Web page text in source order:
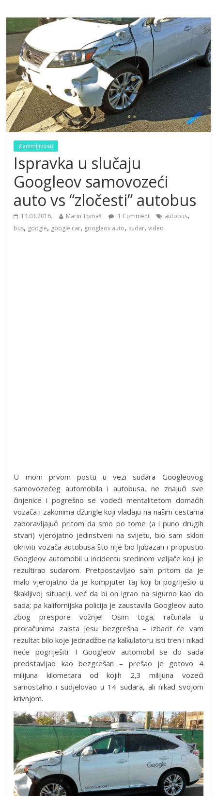
Zanimljivosti
Ispravka u slučaju
Googleov samovozeći
auto vs “zločesti” autobus
14.03.2016. Marin Tomaš 1 Comment autobus,
bus, google, google car, googleov auto, sudar,video
U mom prvom postu u vezi sudara Googleovog
samovozećeg automobila i autobusa, ne znajući sve
činjenice i pogrešno se vodeći mentalitetom domaćih
vozača i zakonima džungle koji vladaju na našim cestama
zaboravljajući pritom da smo po tome (a i puno drugih
stvari) vjerojatno jedinstveni na svijetu, bio sam sklon
okriviti vozača autobusa što nije bio ljubazan i propustio
Googleov automobil u incidentu sredinom veljače koji je
rezultirao sudarom. Pretpostavljao sam pritom da je
malo vjerojatno da je kompjuter taj koji bi pogriješio u
škakljivoj situaciji, već da bi on igrao na sigurno kao do
sada; pa kalifornijska policija je zaustavila Googleov auto
zbog prespore vožnje! Osim toga, računala u
proračunima zaista jesu bezgrešna – izbacit će vam
rezultat bilo koje jednadžbe na kalkulatoru isti tren i nikad
neće pogriješiti. I Googleov automobil se do sada
predstavljao kao bezgrešan – prešao je gotovo 4
milijuna kilometara od kojih 2,3 milijuna vozeći
samostalno i sudjelovao u 14 sudara, ali nikad svojom
krivnjom.